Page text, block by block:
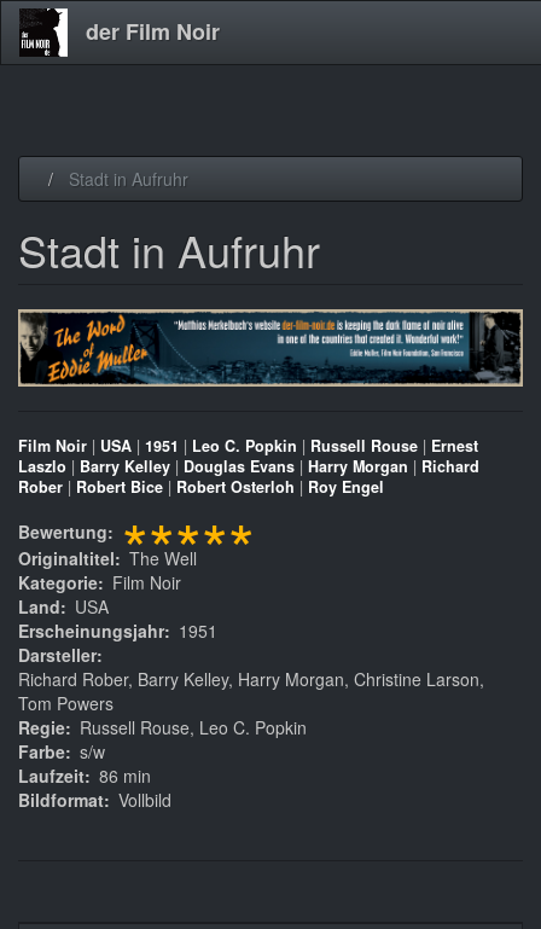
der Film Noir
Stadt in Aufruhr
Stadt in Aufruhr
Film Noir | USA | 1951 | Leo C. Popkin | Russell Rouse | Ernest
Laszlo | Barry Kelley | Douglas Evans | Harry Morgan | Richard
Rober | Robert Bice | Robert Osterloh | Roy Engel
Bewertung *****
Originaltitel
The Well
Kategorie
Film Noir
Land
USA
Erscheinungsjahr
1951
Darsteller
Richard Rober, Barry Kelley, Harry Morgan, Christine Larson,
Tom Powers
Regie
Russell Rouse, Leo C. Popkin
Farbe s/w
Laufzeit 86 min
Bildformat Vollbild